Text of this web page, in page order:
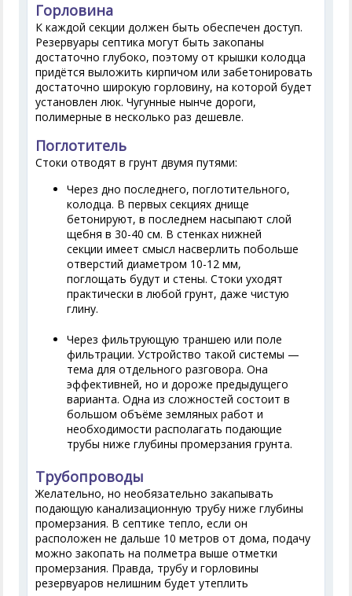
Горловина
К каждой секции должен быть обеспечен доступ.
Резервуары септика могут быть закопаны
достаточно глубоко, поэтому от крышки колодца
придётся выложить кирпичом или забетонировать
достаточно широкую горловину, на которой будет
установлен люк. Чугунные нынче дороги,
полимерные в несколько раз дешевле.
Поглотитель
Стоки отводят в грунт двумя путями:
Через дно последнего, поглотительного,
колодца. В первых секциях днище
бетонируют, в последнем насыпают слой
щебня в 30-40 см. В стенках нижней
секции имеет смысл насверлить побольше
отверстий диаметром 10-12 мм,
поглощать будут и стены. Стоки уходят
практически в любой грунт, даже чистую
глину.
Через фильтрующую траншею или поле
фильтрации. Устройство такой системы —
тема для отдельного разговора. Она
эффективней, но и дороже предыдущего
варианта. Одна из сложностей состоит в
большом объёме земляных работ и
необходимости располагать подающие
трубы ниже глубины промерзания грунта.
Трубопроводы
Желательно, но необязательно закапывать
подающую канализационную трубу ниже глубины
промерзания. В септике тепло, если он
расположен не дальше 10 метров от дома, подачу
можно закопать на полметра выше отметки
промерзания. Правда, трубу и горловины
резервуаров нелишним будет утеплить